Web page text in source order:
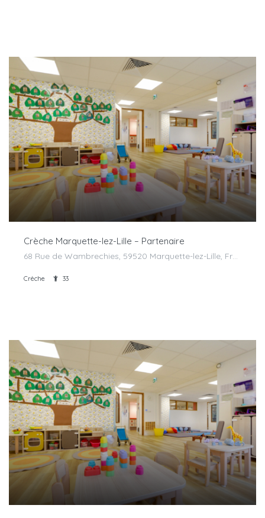
Crèche Marquette-lez-Lille – Partenaire
68 Rue de Wambrechies, 59520 Marquette-lez-Lille, France
Crèche 33